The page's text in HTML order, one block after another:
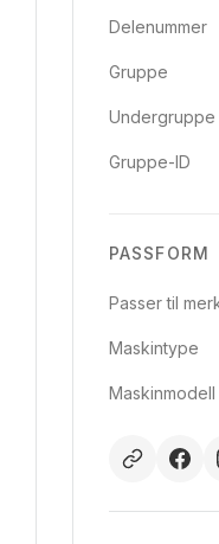
Delenummer
Gruppe
Undergruppe
Gruppe-ID
PASSFORM
Passer til
Maskintype
Maskinmodell